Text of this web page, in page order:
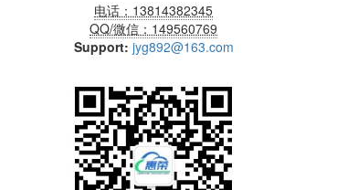
电话：13814382345
QQ/微信：149560769
Support: jyg892@163.com